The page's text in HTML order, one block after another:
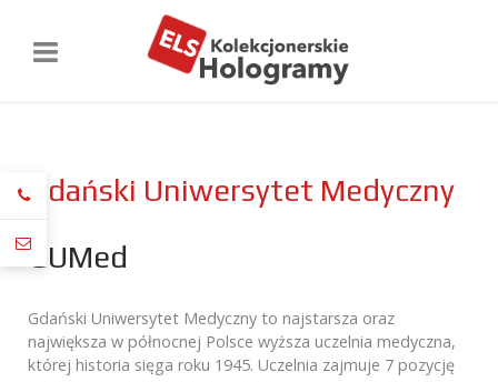
Gdański Uniwersytet Medyczny
GUMed
Gdański Uniwersytet Medyczny to najstarsza oraz
największa w północnej Polsce wyższa uczelnia medyczna,
której historia sięga roku 1945. Uczelnia zajmuje 7 pozycję